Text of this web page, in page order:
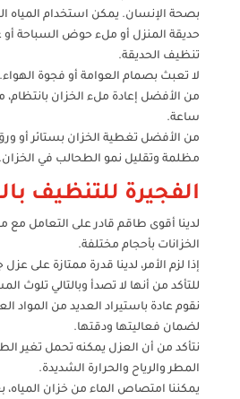
بصحة الإنسان. يمكن استخدام المياه
حديقة المنزل أو ملء حوض السباحة
تنظيف الحديقة.
لا تعبث بصمام العوامة أو فجوة الهواء.
ساعة.
من الأفضل تغطية الخزان بستائر أو
مظلمة وتقليل نمو الطحالب في الخزان.
الفجيرة للتنظيف
لدينا أقوى طاقم قادر على التعامل مع
الخزانات بأحجام مختلفة.
إذا لزم الأمر، لدينا قدرة ممتازة على
للتأكد من أنها لا تصدأ وبالتالي تلوث
نقوم عادة باستيراد العديد من المواد
لضمان فعاليتها ودقتها.
نتأكد من أن العزل يمكنه تحمل تغير
المطر والرياح والحرارة الشديدة.
يمكننا امتصاص الماء من خزان